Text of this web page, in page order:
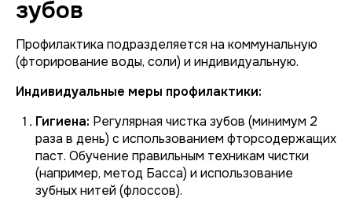
зубов
Профилактика подразделяется на коммунальную
(фторирование воды, соли) и индивидуальную.
Индивидуальные меры профилактики:
Гигиена: Регулярная чистка зубов (минимум 2
раза в день) с использованием фторсодержащих
паст. Обучение правильным техникам чистки
(например, метод Басса) и использование
зубных нитей (флоссов).